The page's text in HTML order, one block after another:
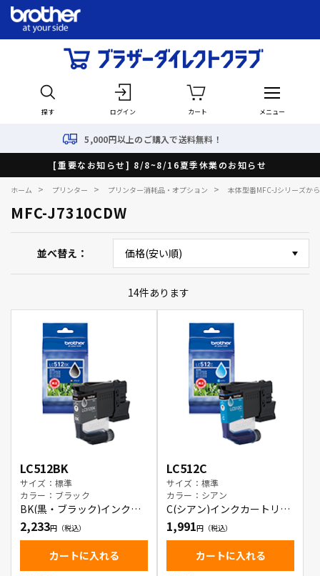
探す ログイン カート メニュー
円以上のご購入で送料無料！
[重要なお知らせ] 8/8~8/16夏季休業のお知らせ
ホーム > プリンター > プリンター消耗品・オプション > 本体型番MFC-Jシリーズか
MFC-J7310CDW
並べ替え
14件あります
LC512BK
サイズ：標準
カラー：ブラック
BK(黒・ブラック)インクカ
ートリッジ
2,233
カートに入れる
LC512C
サイズ：標準
カラー：シアン
C(シアン)インクカートリッ
ジ
1,991
カートに入れる